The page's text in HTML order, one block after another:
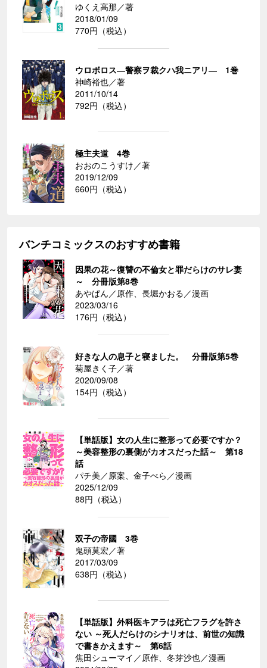
ゆくえ高那／著
2018/01/09
770円（税込）
ウロボロス―警察ヲ裁クハ我ニアリ― 1巻
神崎裕也／著
2011/10/14
792円（税込）
極主夫道 4巻
おおのこうすけ／著
2019/12/09
660円（税込）
バンチコミックスのおすすめ書籍
因果の花～復讐の不倫女と罪だらけのサレ妻
～ 分冊版第8巻
あやぱん／原作、長堀かおる／漫画
2023/03/16
176円（税込）
好きな人の息子と寝ました。 分冊版第5巻
菊屋きく子／著
2020/09/08
154円（税込）
【単話版】女の人生に整形って必要ですか？
～美容整形の裏側がカオスだった話～ 第18
話
パチ美／原案、金子べら／漫画
2025/12/09
88円（税込）
双子の帝國 3巻
鬼頭莫宏／著
2017/03/09
638円（税込）
【単話版】外科医キアラは死亡フラグを許さ
ない ～死人だらけのシナリオは、前世の知識
で書きかえます～ 第6話
焦田シューマイ／原作、冬芽沙也／漫画